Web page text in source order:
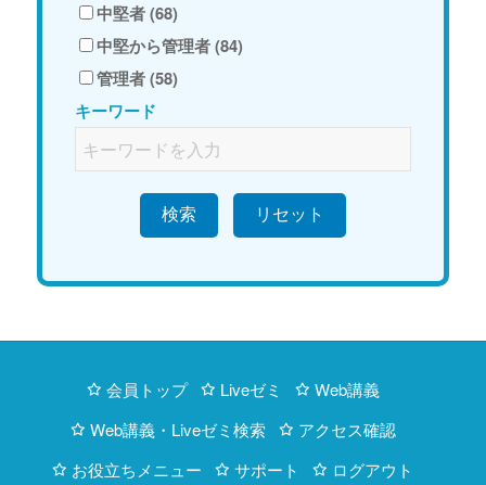
中堅者 (68)
中堅から管理者 (84)
管理者 (58)
キーワード
検索
会員トップ Liveゼミ
Web講義
Web講義・Liveゼミ検索
アクセス確認
お役立ちメニュー
サポート ログアウト